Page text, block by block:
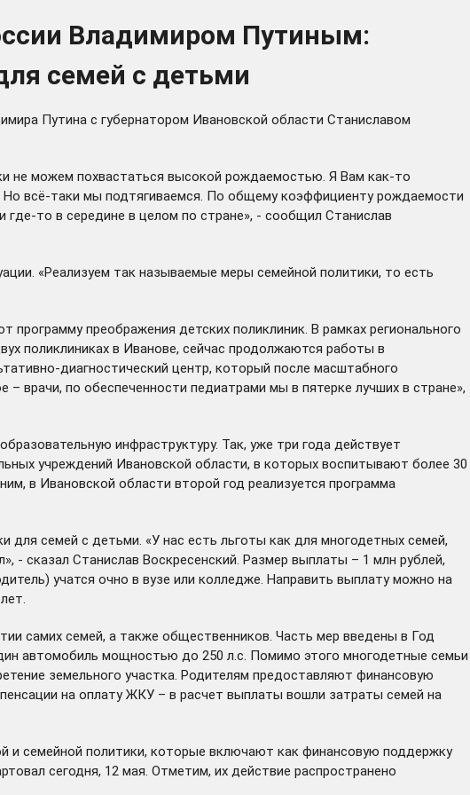
Владимиром Путиным:
семей с детьми
Путина с губернатором Ивановской области Станиславом
не можем похвастаться высокой рождаемостью. Я Вам как-то
Но всё-таки мы подтягиваемся. По общему коэффициенту рождаемости
то в середине в целом по стране», - сообщил Станислав
«Реализуем так называемые меры семейной политики, то есть
преображения детских поликлиник. В рамках регионального
поликлиниках в Иванове, сейчас продолжаются работы в
диагностический центр, который после масштабного
врачи, по обеспеченности педиатрами мы в пятерке лучших в стране»,
инфраструктуру. Так, уже три года действует
учреждений Ивановской области, в которых воспитывают более 30
в Ивановской области второй год реализуется программа
семей с детьми. «У нас есть льготы как для многодетных семей,
- сказал Станислав Воскресенский. Размер выплаты – 1 млн рублей,
учатся очно в вузе или колледже. Направить выплату можно на
самих семей, а также общественников. Часть мер введены в Год
автомобиль мощностью до 250 л.с. Помимо этого многодетные семьи
земельного участка. Родителям предоставляют финансовую
на оплату ЖКУ – в расчет выплаты вошли затраты семей на
и семейной политики, которые включают как финансовую поддержку
сегодня, 12 мая. Отметим, их действие распространено